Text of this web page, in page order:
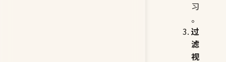
习
。
过
滤
视